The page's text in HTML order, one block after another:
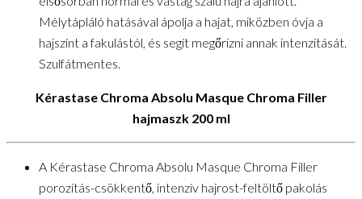
Mélytápláló hatásával ápolja a hajat, miközben óvja a
hajszínt a fakulástól, és segít megőrizni annak intenzitását.
Szulfátmentes.
Kérastase Chroma Absolu Masque Chroma Filler
hajmaszk 200 ml
A Kérastase Chroma Absolu Masque Chroma Filler
porozitás-csökkentő, intenzív hajrost-feltöltő pakolás